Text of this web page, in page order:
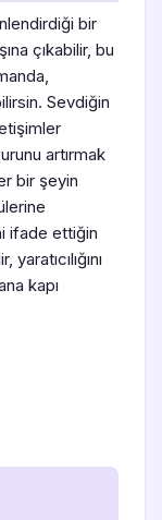
bir
çıkabilir, bu
Sevdiğin
artırmak
bir şeyin
ifade ettiğin
kapı